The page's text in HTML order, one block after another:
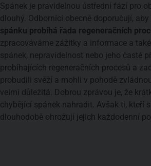
Spánek je pravidelnou ústřední fází pro
dlouhý. Odborníci obecně doporučují,
spánku probíhá řada regeneračních
zpracováváme zážitky a informace a
spánek, nepravidelnost nebo jeho časté
probíhajících regeneračních procesů a
probudili svěží a mohli v pohodě
velmi důležitá. Dobrou zprávou je, že
chybějící spánek nahradit. Avšak ti, kteří
dlouhodobě ohrožují jejich každodenní